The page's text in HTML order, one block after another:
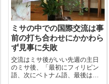
ミサの中での国際交流は事
前の打ち合わせにかかわら
ず見事に失敗
交流はミサ後がいい先週の主日
のミサ後、「最初にフィリピン
語、次にベトナム語、最後はみ